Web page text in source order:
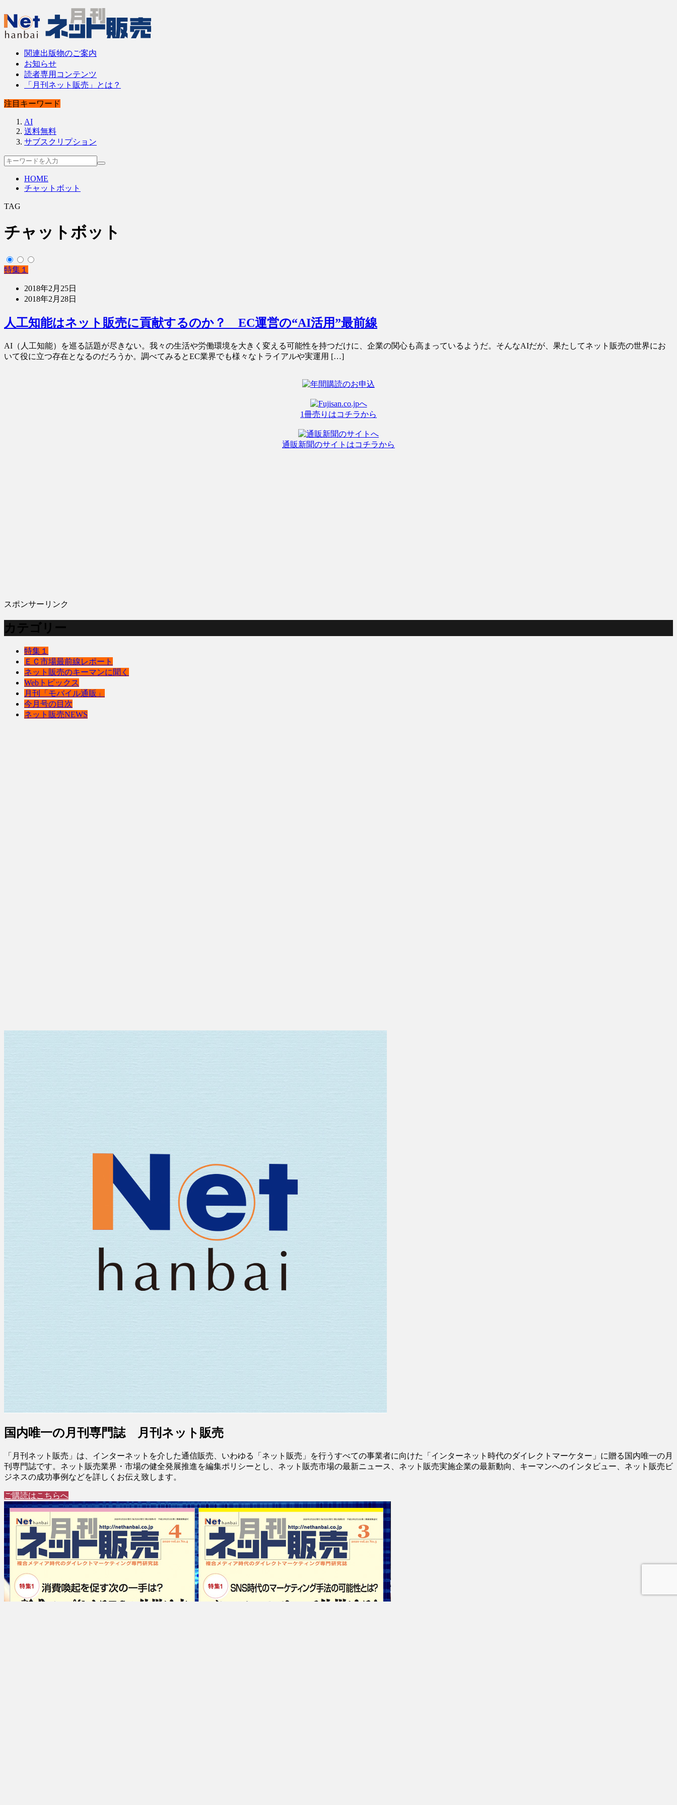
関連出版物のご案内
お知らせ
読者専用コンテンツ
「月刊ネット販売」とは？
注目キーワード
AI
送料無料
サブスクリプション
HOME
チャットボット
TAG
チャットボット
特集１
2018年2月25日
2018年2月28日
人工知能はネット販売に貢献するのか？ EC運営の“AI活用”最前線
AI（人工知能）を巡る話題が尽きない。我々の生活や労働環境を大きく変える可能性を持つだけに、企業の関心も高まっているようだ。そんなAIだが、果たしてネット販売の世界にお
いて役に立つ存在となるのだろうか。調べてみるとEC業界でも様々なトライアルや実運用 […]
1冊売りはコチラから
通販新聞のサイトはコチラから
スポンサーリンク
カテゴリー
特集１
ＥＣ市場最前線レポート
ネット販売のキーマンに聞く
Webトピックス
月刊「モバイル通販」
今月号の目次
ネット販売NEWS
国内唯一の月刊専門誌 月刊ネット販売
「月刊ネット販売」は、インターネットを介した通信販売、いわゆる「ネット販売」を行うすべての事業者に向けた「インターネット時代のダイレクトマーケター」に贈る国内唯一の月
刊専門誌です。ネット販売業界・市場の健全発展推進を編集ポリシーとし、ネット販売市場の最新ニュース、ネット販売実施企業の最新動向、キーマンへのインタビュー、ネット販売ビ
ジネスの成功事例などを詳しくお伝え致します。
ご購読はこちらへ